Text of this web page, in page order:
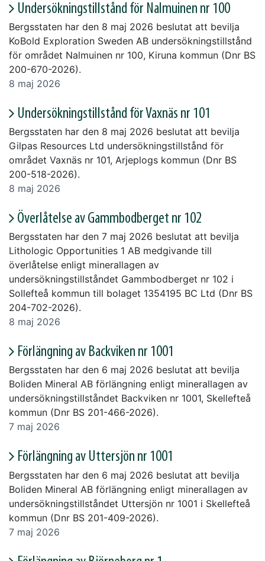
Undersökningstillstånd för Nalmuinen nr 100
Bergsstaten har den 8 maj 2026 beslutat att bevilja
KoBold Exploration Sweden AB undersökningstillstånd
för området Nalmuinen nr 100, Kiruna kommun (Dnr BS
200-670-2026).
8 maj 2026
Undersökningstillstånd för Vaxnäs nr 101
Bergsstaten har den 8 maj 2026 beslutat att bevilja
Gilpas Resources Ltd undersökningstillstånd för
området Vaxnäs nr 101, Arjeplogs kommun (Dnr BS
200-518-2026).
8 maj 2026
Överlåtelse av Gammbodberget nr 102
Bergsstaten har den 7 maj 2026 beslutat att bevilja
Lithologic Opportunities 1 AB medgivande till
överlåtelse enligt minerallagen av
undersökningstillståndet Gammbodberget nr 102 i
Sollefteå kommun till bolaget 1354195 BC Ltd (Dnr BS
204-702-2026).
8 maj 2026
Förlängning av Backviken nr 1001
Bergsstaten har den 6 maj 2026 beslutat att bevilja
Boliden Mineral AB förlängning enligt minerallagen av
undersökningstillståndet Backviken nr 1001, Skellefteå
kommun (Dnr BS 201-466-2026).
7 maj 2026
Förlängning av Uttersjön nr 1001
Bergsstaten har den 6 maj 2026 beslutat att bevilja
Boliden Mineral AB förlängning enligt minerallagen av
undersökningstillståndet Uttersjön nr 1001 i Skellefteå
kommun (Dnr BS 201-409-2026).
7 maj 2026